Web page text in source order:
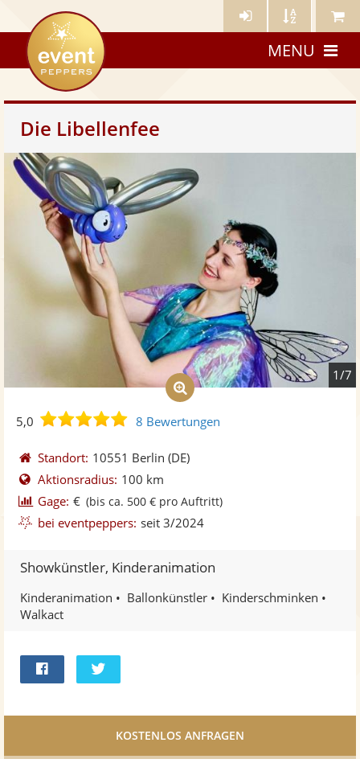
Künstler- Künstler Meine
eventpeppers
MENU
Die Libellenfee
1/7
5,0
5,0
5
Sternen
8 Bewertungen
Standort: 10551 Berlin (DE)
Aktionsradius: 100 km
Gage: € (bis ca. 500 € pro Auftritt)
bei eventpeppers: seit 3/2024
Showkünstler, Kinderanimation
Kinderanimation Ballonkünstler
Kinderschminken
Walkact
Facebook